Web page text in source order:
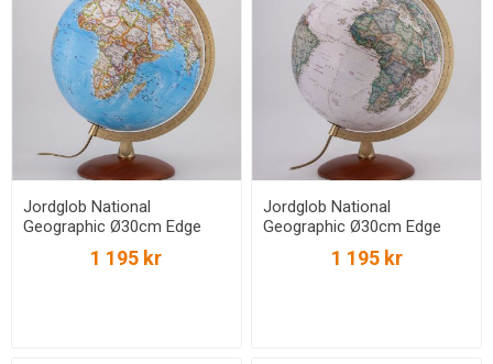
Jordglob National
Geographic Ø30cm Edge
1 195 kr
Jordglob National
Geographic Ø30cm Edge
1 195 kr